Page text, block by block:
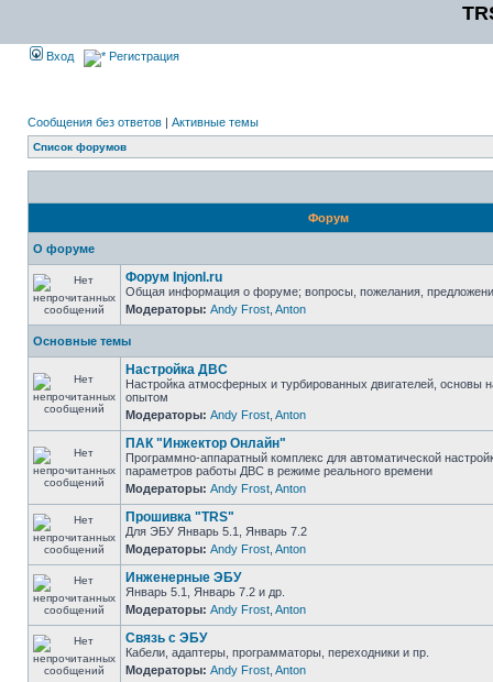
Вход Регистрация
Сообщения без ответов | Активные темы
Список форумов
Форум
О форуме
Форум Injonl.ru
Общая информация о форуме; вопросы, пожелания,
Модераторы: Andy Frost Anton
Основные темы
Настройка ДВС
Настройка атмосферных и турбированных двигателей, основы
опытом
Модераторы: Andy Frost Anton
ПАК "Инжектор Онлайн"
Программно-аппаратный комплекс для автоматической
параметров работы ДВС в режиме реального времени
Модераторы: Andy Frost Anton
Прошивка "TRS"
Для ЭБУ Январь 5.1, Январь 7.2
Модераторы: Andy Frost Anton
Инженерные ЭБУ
Январь 5.1, Январь 7.2 и др.
Модераторы: Andy Frost Anton
Связь с ЭБУ
Кабели, адаптеры, программаторы, переходники и пр.
Модераторы: Andy Frost Anton